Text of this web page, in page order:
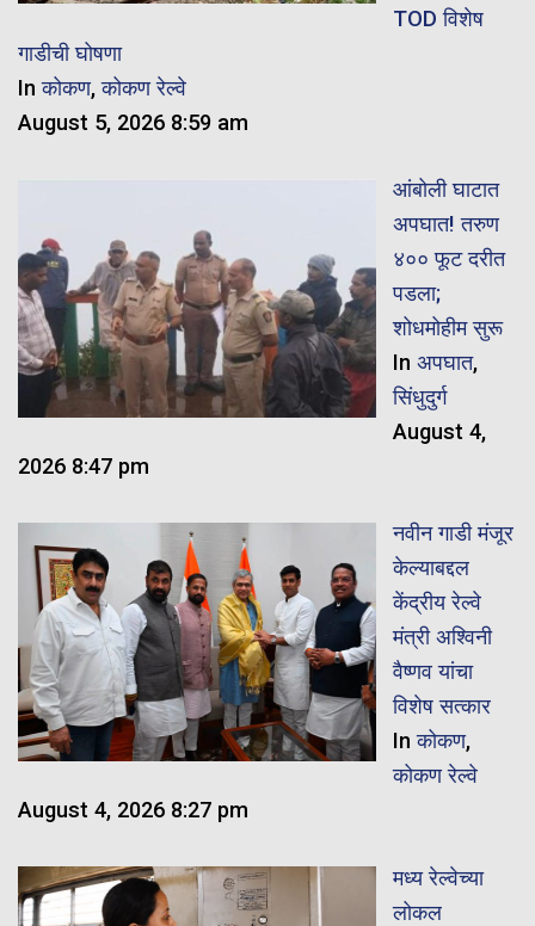
TOD विशेष
गाडीची घोषणा
Inकोकण,कोकण रेल्वे
August 5, 2026 8:59 am
आंबोली घाटात
अपघात! तरुण
४०० फूट दरीत
पडला;
शोधमोहीम सुरू
In अपघात,
सिंधुदुर्ग
August 4,
2026 8:47 pm
नवीन गाडी मंजूर
केल्याबद्दल
केंद्रीय रेल्वे
मंत्री अश्विनी
वैष्णव यांचा
विशेष सत्कार
Inकोकण,
कोकण रेल्वे
August 4, 2026 8:27 pm
मध्य रेल्वेच्या
लोकल